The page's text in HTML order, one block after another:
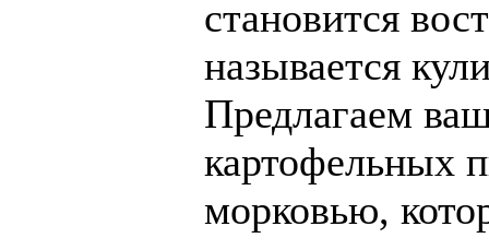
становится
называется
Предлагаем
картофельных
морковью,